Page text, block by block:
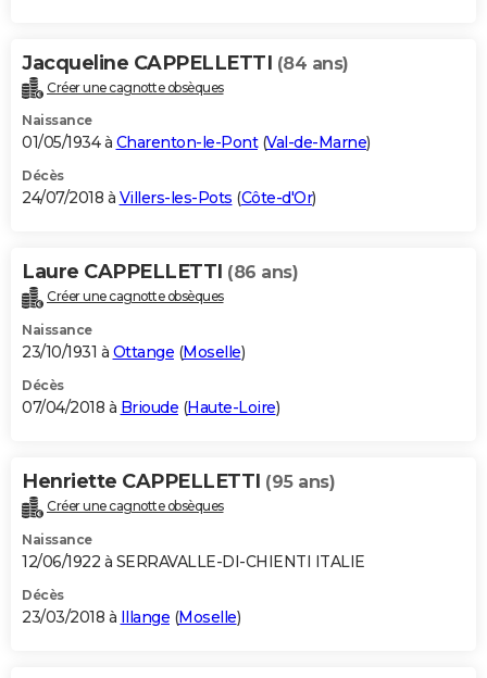
Jacqueline CAPPELLETTI (84 ans)
Créer une cagnotte obsèques
Naissance
01/05/1934 à Charenton-le-Pont(Val-de-Marne)
Décès
24/07/2018 à Villers-les-Pots (Côte-d'Or)
Laure CAPPELLETTI (86 ans)
Créer une cagnotte obsèques
Naissance
23/10/1931 à Ottange (Moselle)
Décès
07/04/2018 à Brioude (Haute-Loire)
Henriette CAPPELLETTI (95 ans)
Créer une cagnotte obsèques
Naissance
12/06/1922 à SERRAVALLE-DI-CHIENTI ITALIE
Décès
23/03/2018 à Illange (Moselle)